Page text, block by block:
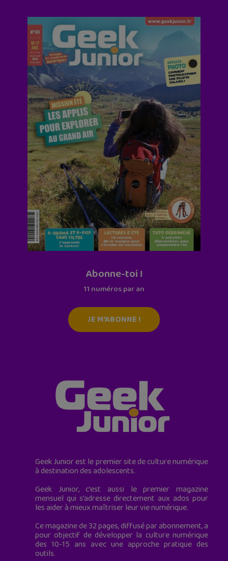
Abonne-toi !
11 numéros par an
JE M'ABONNE !
Geek Junior est le premier site de culture numérique
à destination des adolescents.
Geek Junior, c’est aussi le premier magazine
mensuel qui s’adresse directement aux ados pour
les aider à mieux maîtriser leur vie numérique.
Ce magazine de 32 pages, diffusé par abonnement, a
pour objectif de développer la culture numérique
des 10-15 ans avec une approche pratique des
outils.